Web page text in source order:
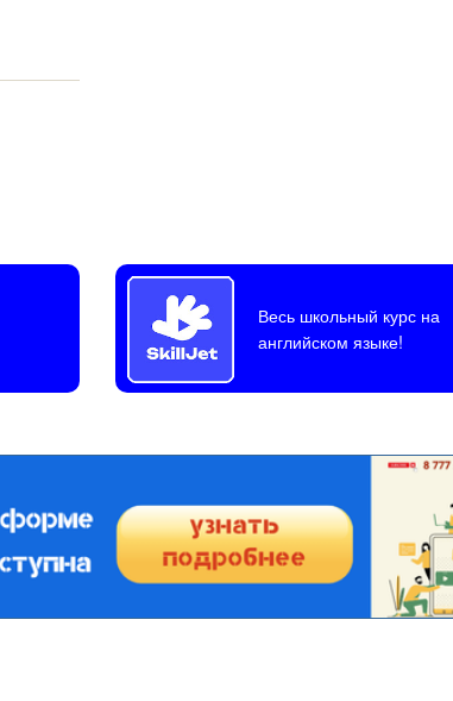
Весь школьный курс на
английском языке!